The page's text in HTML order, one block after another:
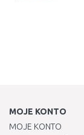
MOJE KONTO
MOJE KONTO